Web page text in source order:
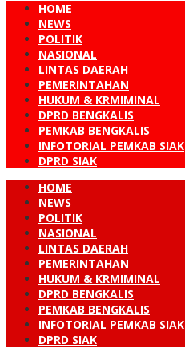
HOME
NEWS
POLITIK
NASIONAL
LINTAS DAERAH
PEMERINTAHAN
HUKUM & KRMIMINAL
DPRD BENGKALIS
PEMKAB BENGKALIS
INFOTORIAL PEMKAB SIAK
DPRD SIAK
HOME
NEWS
POLITIK
NASIONAL
LINTAS DAERAH
PEMERINTAHAN
HUKUM & KRMIMINAL
DPRD BENGKALIS
PEMKAB BENGKALIS
INFOTORIAL PEMKAB SIAK
DPRD SIAK